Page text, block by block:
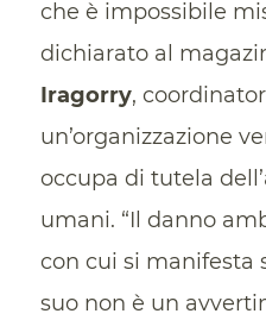
che è impossibile
dichiarato al
Iragorry,
un’organizzazione
occupa di tutela
umani. “Il danno
con cui si manifesta
suo non è un